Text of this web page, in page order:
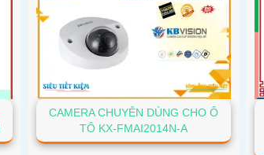
CAMERA CHUYÊN DÙNG CHO Ô
TÔ KX-FMAI2014N-A